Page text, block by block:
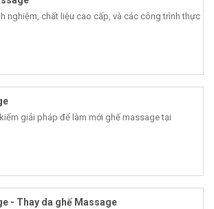
nghiệm, chất liệu cao cấp, và các công trình thực
giải pháp để làm mới ghế massage tại
- Thay da ghế Massage